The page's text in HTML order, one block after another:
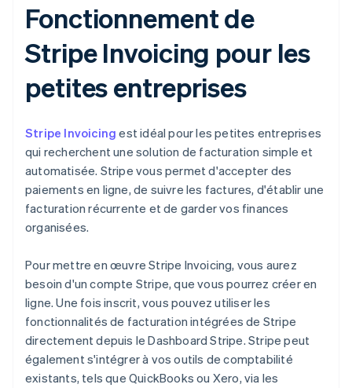
Fonctionnement de
Stripe Invoicing pour les
petites entreprises
Stripe Invoicing est idéal pour les petites entreprises
qui recherchent une solution de facturation simple et
automatisée. Stripe vous permet d'accepter des
paiements en ligne, de suivre les factures, d'établir une
facturation récurrente et de garder vos finances
organisées.
Pour mettre en œuvre Stripe Invoicing, vous aurez
besoin d'un compte Stripe, que vous pourrez créer en
ligne. Une fois inscrit, vous pouvez utiliser les
fonctionnalités de facturation intégrées de Stripe
directement depuis le Dashboard Stripe. Stripe peut
également s'intégrer à vos outils de comptabilité
existants, tels que QuickBooks ou Xero, via les